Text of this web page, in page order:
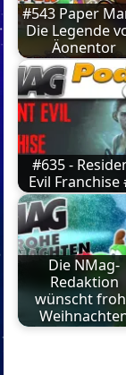
#543 Paper
Die Legende
Äonentor
#635 -
Evil Franchise
Die NMag-
Redaktion
wünscht